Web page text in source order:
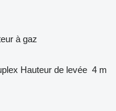
à gaz
Hauteur de levée 4 m